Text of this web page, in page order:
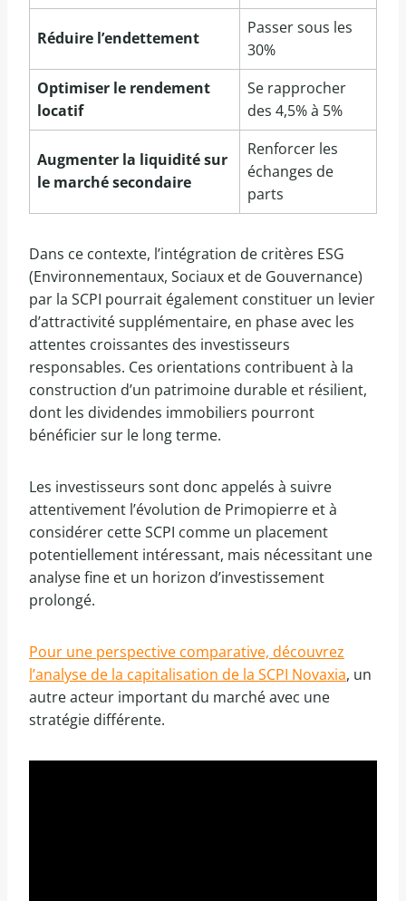
Réduire l’endettement
Passer sous les
30%
Optimiser le rendement
locatif
Se rapprocher
des 4,5% à 5%
Augmenter la liquidité sur
le marché secondaire
Renforcer les
échanges de
parts
Dans ce contexte, l’intégration de critères ESG
(Environnementaux, Sociaux et de Gouvernance)
par la SCPI pourrait également constituer un levier
d’attractivité supplémentaire, en phase avec les
attentes croissantes des investisseurs
responsables. Ces orientations contribuent à la
construction d’un patrimoine durable et résilient,
dont les dividendes immobiliers pourront
bénéficier sur le long terme.
Les investisseurs sont donc appelés à suivre
attentivement l’évolution de Primopierre et à
considérer cette SCPI comme un placement
potentiellement intéressant, mais nécessitant une
analyse fine et un horizon d’investissement
prolongé.
Pour une perspective comparative, découvrez
l’analyse de la capitalisation de la SCPI Novaxia, un
autre acteur important du marché avec une
stratégie différente.